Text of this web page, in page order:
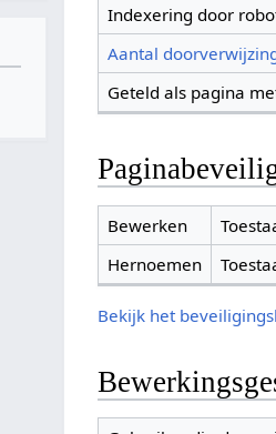
Indexering door
Aantal
Geteld als pagina
Bewerken
Hernoemen
Bekijk het